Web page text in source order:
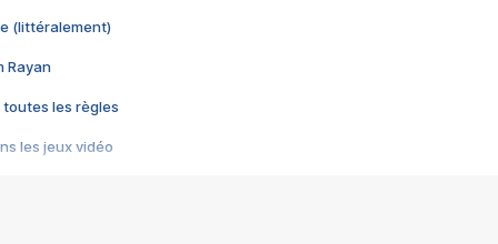
(littéralement)
Rayan
toutes les règles
les jeux vidéo